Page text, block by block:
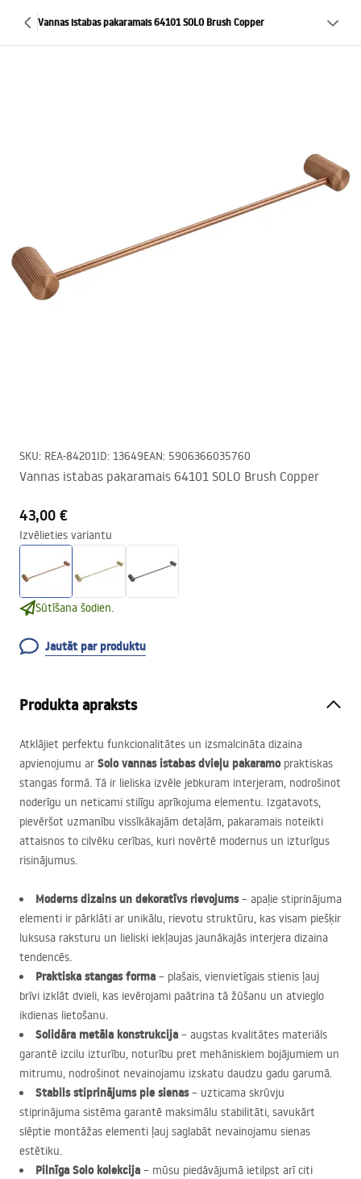
Vannas istabas pakaramais 64101 SOLO Brush Copper
SKU: REA-84201ID: 13649EAN: 5906366035760
Vannas istabas pakaramais 64101 SOLO Brush Copper
43,00 €
Izvēlieties variantu
Sūtīšana šodien.
Jautāt par produktu
Produkta apraksts
Atklājiet perfektu funkcionalitātes un izsmalcināta dizaina
apvienojumu ar Solo vannas istabas dvieļu pakaramopraktiskas
stangas formā. Tā ir lieliska izvēle jebkuram interjeram, nodrošinot
noderīgu un neticami stilīgu aprīkojuma elementu. Izgatavots,
pievēršot uzmanību vissīkākajām detaļām, pakaramais noteikti
attaisnos to cilvēku cerības, kuri novērtē modernus un izturīgus
risinājumus.
Moderns dizains un dekoratīvs rievojums– apaļie stiprinājuma
elementi ir pārklāti ar unikālu, rievotu struktūru, kas visam piešķir
luksusa raksturu un lieliski iekļaujas jaunākajās interjera dizaina
tendencēs.
Praktiska stangas forma – plašais, vienvietīgais stienis ļauj
brīvi izklāt dvieli, kas ievērojami paātrina tā žūšanu un atvieglo
ikdienas lietošanu.
Solidāra metāla konstrukcija – augstas kvalitātes materiāls
garantē izcilu izturību, noturību pret mehāniskiem bojājumiem un
mitrumu, nodrošinot nevainojamu izskatu daudzu gadu garumā.
Stabils stiprinājums pie sienas– uzticama skrūvju
stiprinājuma sistēma garantē maksimālu stabilitāti, savukārt
slēptie montāžas elementi ļauj saglabāt nevainojamu sienas
estētiku.
Pilnīga Solo kolekcija – mūsu piedāvājumā ietilpst arī citi